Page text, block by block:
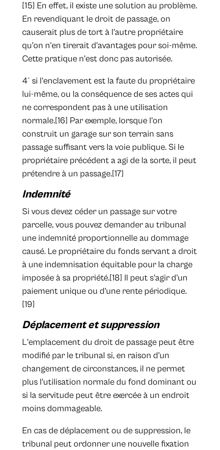
[15] En effet, il existe une solution au problème.
En revendiquant le droit de passage, on
causerait plus de tort à l'autre propriétaire
qu'on n'en tirerait d'avantages pour soi-même.
Cette pratique n'est donc pas autorisée.
4° si l’enclavement est la faute du propriétaire
lui-même, ou la conséquence de ses actes qui
ne correspondent pas à une utilisation
normale.[16] Par exemple, lorsque l'on
construit un garage sur son terrain sans
passage suffisant vers la voie publique. Si le
propriétaire précédent a agi de la sorte, il peut
prétendre à un passage.[17]
Indemnité
Si vous devez céder un passage sur votre
parcelle, vous pouvez demander au tribunal
une indemnité proportionnelle au dommage
causé. Le propriétaire du fonds servant a droit
à une indemnisation équitable pour la charge
imposée à sa propriété.[18] Il peut s'agir d'un
paiement unique ou d'une rente périodique.
[19]
Déplacement et suppression
L'emplacement du droit de passage peut être
modifié par le tribunal si, en raison d'un
changement de circonstances, il ne permet
plus l'utilisation normale du fond dominant ou
si la servitude peut être exercée à un endroit
moins dommageable.
En cas de déplacement ou de suppression, le
tribunal peut ordonner une nouvelle fixation